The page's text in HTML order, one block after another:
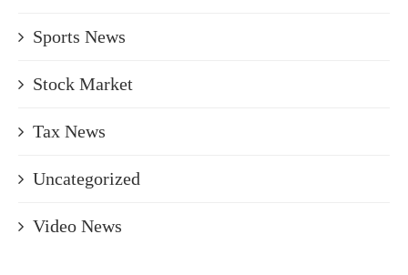
Sports News
Stock Market
Tax News
Uncategorized
Video News